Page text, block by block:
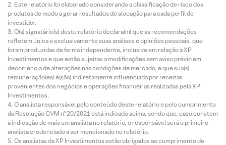
Este relatório foi elaborado considerando a classificação de risco dos
produtos de modo a gerar resultados de alocação para cada perfil de
investidor.
O(s) signatário(s) deste relatório declara(m) que as recomendações
refletem única e exclusivamente suas análises e opiniões pessoais, que
foram produzidas de forma independente, inclusive em relação à XP
Investimentos e que estão sujeitas a modificações sem aviso prévio em
decorrência de alterações nas condições de mercado, e que sua(s)
remuneração(es) é(são) indiretamente influenciada por receitas
provenientes dos negócios e operações financeiras realizadas pela XP
Investimentos.
O analista responsável pelo conteúdo deste relatório e pelo cumprimento
da Resolução CVM nº 20/2021 está indicado acima, sendo que, caso constem
a indicação de mais um analista no relatório, o responsável será o primeiro
analista credenciado a ser mencionado no relatório.
Os analistas da XP Investimentos estão obrigados ao cumprimento de